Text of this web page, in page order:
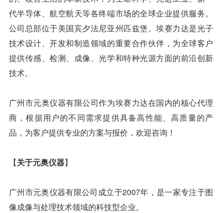
代半导体、航空航天等各终端市场的全球企业提供服务。
公司总部位于美国宾夕法尼亚州匹兹堡。埃赛力达是光子
技术设计、开发和制造领域的重要合作伙伴，为全球客户
提供传感、检测、成像、光学和特种光源方面的前沿创新
技术。
广州市元奥仪器有限公司作为埃赛力达在国内的核心代理
商，根据用户的不同需求提供具备高性能、高质量的产
品，为客户提供专业的方案与报价，欢迎咨询！
【关于元奥仪器】
广州市元奥仪器有限公司成立于2007年，是一家专注于图
像成像与处理技术领域的科技型企业。